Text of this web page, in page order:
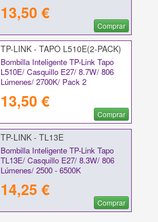
13,50 €
Comprar
TP-LINK - TAPO L510E(2-PACK)
V2
Bombilla Inteligente TP-Link Tapo
L510E/ Casquillo E27/ 8.7W/ 806
Lúmenes/ 2700K/ Pack 2
13,50 €
Comprar
TP-LINK - TL13E
Bombilla Inteligente TP-Link Tapo
TL13E/ Casquillo E27/ 8.3W/ 806
Lúmenes/ 2500 - 6500K
14,25 €
Comprar